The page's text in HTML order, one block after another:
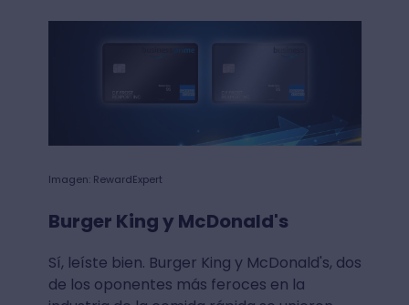
Imagen: RewardExpert
Burger King y McDonald's
Sí, leíste bien. Burger King y McDonald's, dos
de los oponentes más feroces en la